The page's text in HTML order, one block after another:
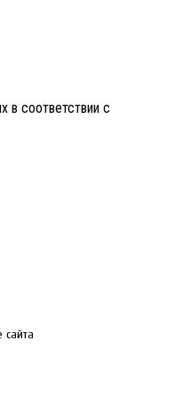
в соответствии с